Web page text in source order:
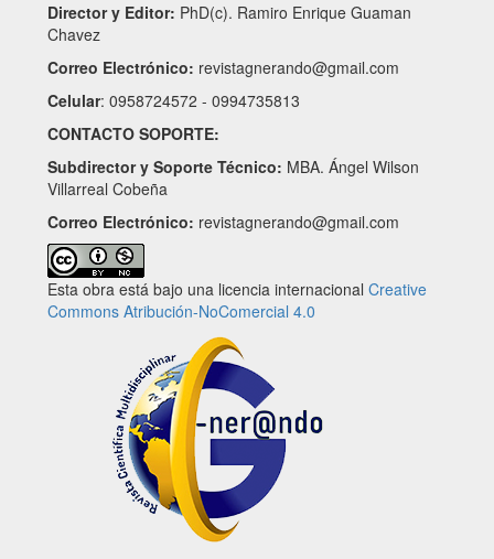
Director y Editor: PhD(c). Ramiro Enrique Guaman
Chavez
Correo Electrónico: revistagnerando@gmail.com
Celular: 0958724572 - 0994735813
CONTACTO SOPORTE:
Subdirector y Soporte Técnico: MBA. Ángel Wilson
Villarreal Cobeña
Correo Electrónico: revistagnerando@gmail.com
Esta obra está bajo una licencia internacional Creative
Commons Atribución-NoComercial 4.0